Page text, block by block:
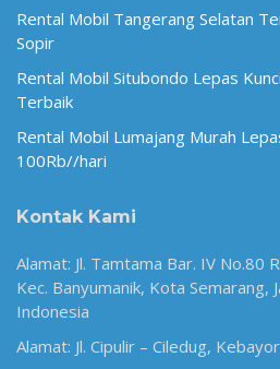
Rental Mobil Tangerang Selatan
Sopir
Rental Mobil Situbondo Lepas
Terbaik
Rental Mobil Lumajang Murah
100Rb//hari
Kontak Kami
Alamat: Jl. Tamtama Bar. IV No.80
Kec. Banyumanik, Kota Semarang,
Indonesia
Alamat: Jl. Cipulir – Ciledug,